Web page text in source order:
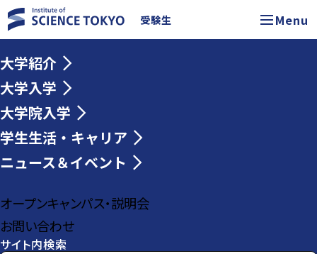
受験生 Menu
大学紹介
大学入学
大学院入学
学生生活・キャリア
ニュース＆イベント
オープンキャンパス・説明会
お問い合わせ
サイト内検索